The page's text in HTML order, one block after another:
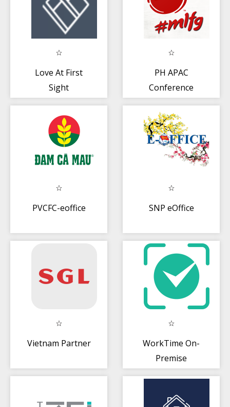
Love At First
Sight
PH APAC
Conference
PVCFC-eoffice SNP eOffice
Vietnam Partner
WorkTime On-
Premise